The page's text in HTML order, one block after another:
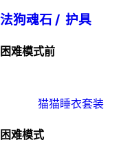
法狗魂石 / 护具
困难模式前
猫猫睡衣套装
困难模式